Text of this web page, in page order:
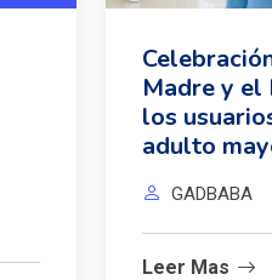
Madre y el
los
adulto
GADBABA
Leer Mas